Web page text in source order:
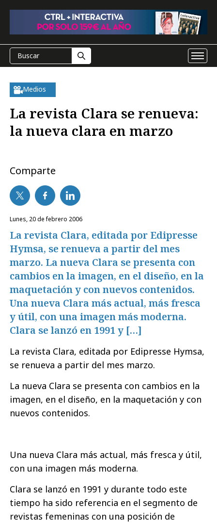
Medios
La revista Clara se renueva:
la nueva clara en marzo
Comparte
lunes, 20 de febrero 2006
La revista Clara, editada por Edipresse
Hymsa, se renueva a partir del mes
marzo. La nueva Clara se presenta con
cambios en la imagen, en el diseño, en la
maquetación y con nuevos contenidos.
Una nueva Clara más actual, más fresca
y útil, con una imagen más moderna.
Clara se lanzó en 1991 y […]
La revista Clara, editada por Edipresse Hymsa,
se renueva a partir del mes marzo.
La nueva Clara se presenta con cambios en la
imagen, en el diseño, en la maquetación y con
nuevos contenidos.
Una nueva Clara más actual, más fresca y útil,
con una imagen más moderna.
Clara se lanzó en 1991 y durante todo este
tiempo ha sido referencia en el segmento de
revistas femeninas con una posición de